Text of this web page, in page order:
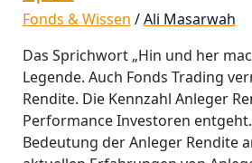
Fonds & Wissen /Ali Masarwah
Das Sprichwort „Hin und her
Legende. Auch Fonds Trading
Rendite. Die Kennzahl Anleger
Performance Investoren
Bedeutung der Anleger Rendite